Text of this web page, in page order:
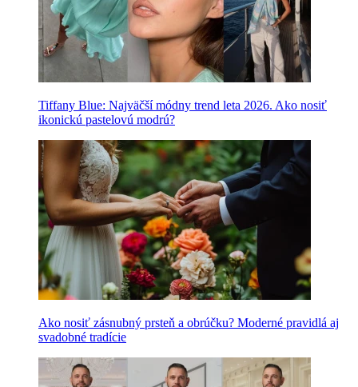
Tiffany Blue: Najväčší módny trend leta 2026. Ako nosiť
ikonickú pastelovú modrú?
Ako nosiť zásnubný prsteň a obrúčku? Moderné pravidlá aj
svadobné tradície